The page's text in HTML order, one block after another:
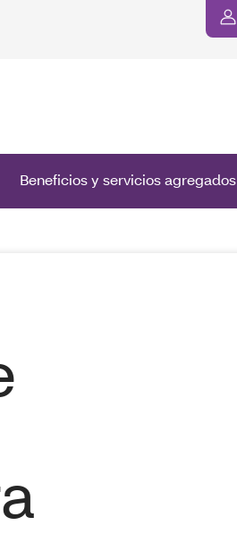
de opciones.
Beneficios y servicios agregados